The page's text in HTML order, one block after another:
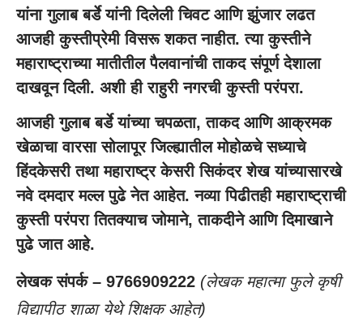
यांना गुलाब बर्डे यांनी दिलेली चिवट आणि झुंजार लढत
आजही कुस्तीप्रेमी विसरू शकत नाहीत. त्या कुस्तीने
महाराष्ट्राच्या मातीतील पैलवानांची ताकद संपूर्ण देशाला
दाखवून दिली. अशी ही राहुरी नगरची कुस्ती परंपरा.
आजही गुलाब बर्डे यांच्या चपळता, ताकद आणि आक्रमक
खेळाचा वारसा सोलापूर जिल्ह्यातील मोहोळचे सध्याचे
हिंदकेसरी तथा महाराष्ट्र केसरी सिकंदर शेख यांच्यासारखे
नवे दमदार मल्ल पुढे नेत आहेत. नव्या पिढीतही महाराष्ट्राची
कुस्ती परंपरा तितक्याच जोमाने, ताकदीने आणि दिमाखाने
पुढे जात आहे.
लेखक संपर्क – 9766909222 (लेखक महात्मा फुले कृषी
विद्यापीठ शाळा येथे शिक्षक आहेत)